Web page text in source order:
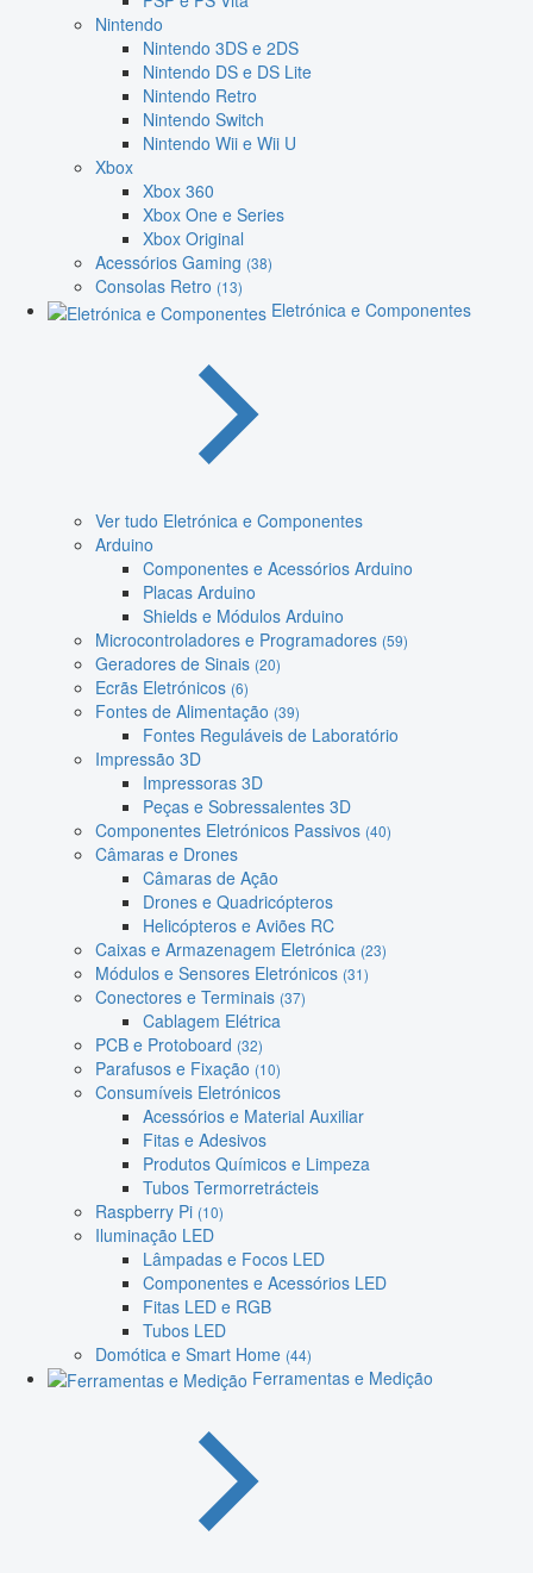
Nintendo
Nintendo 3DS e 2DS
Nintendo DS e DS Lite
Nintendo Retro
Nintendo Switch
Nintendo Wii e Wii U
Xbox
Xbox 360
Xbox One e Series
Xbox Original
Acessórios Gaming (38)
Consolas Retro (13)
Eletrónica e Componentes
Ver tudo Eletrónica e Componentes
Arduino
Componentes e Acessórios Arduino
Placas Arduino
Shields e Módulos Arduino
Microcontroladores e Programadores (59)
Geradores de Sinais (20)
Ecrãs Eletrónicos (6)
Fontes de Alimentação (39)
Fontes Reguláveis de Laboratório
Impressão 3D
Impressoras 3D
Peças e Sobressalentes 3D
Componentes Eletrónicos Passivos (40)
Câmaras e Drones
Câmaras de Ação
Drones e Quadricópteros
Helicópteros e Aviões RC
Caixas e Armazenagem Eletrónica (23)
Módulos e Sensores Eletrónicos (31)
Conectores e Terminais (37)
Cablagem Elétrica
PCB e Protoboard (32)
Parafusos e Fixação (10)
Consumíveis Eletrónicos
Acessórios e Material Auxiliar
Fitas e Adesivos
Produtos Químicos e Limpeza
Tubos Termorretrácteis
Raspberry Pi (10)
Iluminação LED
Lâmpadas e Focos LED
Componentes e Acessórios LED
Fitas LED e RGB
Tubos LED
Domótica e Smart Home (44)
Ferramentas e Medição